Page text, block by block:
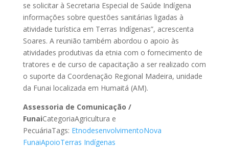
se solicitar à Secretaria Especial de Saúde Indígena
informações sobre questões sanitárias ligadas à
atividade turística em Terras Indígenas”, acrescenta
Soares. A reunião também abordou o apoio às
atividades produtivas da etnia com o fornecimento de
tratores e de curso de capacitação a ser realizado com
o suporte da Coordenação Regional Madeira, unidade
da Funai localizada em Humaitá (AM).
Assessoria de Comunicação /
FunaiCategoriaAgricultura e
PecuáriaTags: EtnodesenvolvimentoNova
FunaiApoioTerras Indígenas